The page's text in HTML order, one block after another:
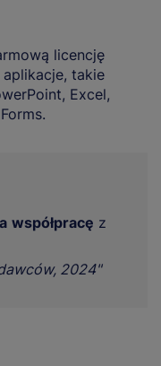
licencję
aplikacje, takie
Excel,
współpracę z
2024"